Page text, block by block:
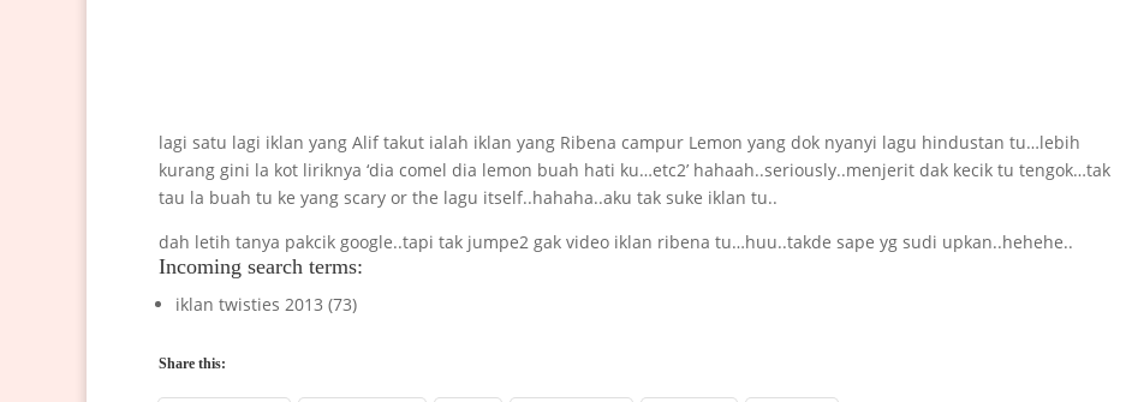
lagi satu lagi iklan yang Alif takut ialah iklan yang Ribena campur Lemon yang dok nyanyi lagu hindustan tu…lebih
kurang gini la kot liriknya ‘dia comel dia lemon buah hati ku…etc2’ hahaah..seriously..menjerit dak kecik tu tengok…tak
tau la buah tu ke yang scary or the lagu itself..hahaha..aku tak suke iklan tu..
dah letih tanya pakcik google..tapi tak jumpe2 gak video iklan ribena tu…huu..takde sape yg sudi upkan..hehehe..
Incoming search terms:
iklan twisties 2013 (73)
Share this: